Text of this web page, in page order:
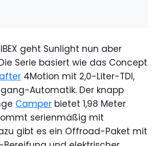
geht Sunlight nun aber
Serie basiert wie das Concept
4Motion mit 2,0-Liter-TDI,
Automatik. Der knapp
Camper bietet 1,98 Meter
serienmäßig mit
gibt es ein Offroad-Paket mit